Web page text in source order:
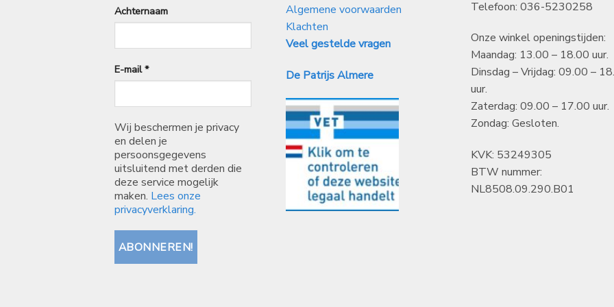
Achternaam
E-mail*
Wij beschermen je privacy
en delen je
persoonsgegevens
uitsluitend met derden die
deze service mogelijk
maken. Lees onze
privacyverklaring.
Algemene voorwaarden
Klachten
Veel gestelde vragen
De Patrijs Almere
Telefoon: 036-5230258
Onze winkel openingstijden:
Maandag: 13.00 – 18.00 uur.
Dinsdag – Vrijdag: 09.00 –
uur.
Zaterdag: 09.00 – 17.00 uur.
Zondag: Gesloten.
KVK: 53249305
BTW nummer:
NL8508.09.290.B01